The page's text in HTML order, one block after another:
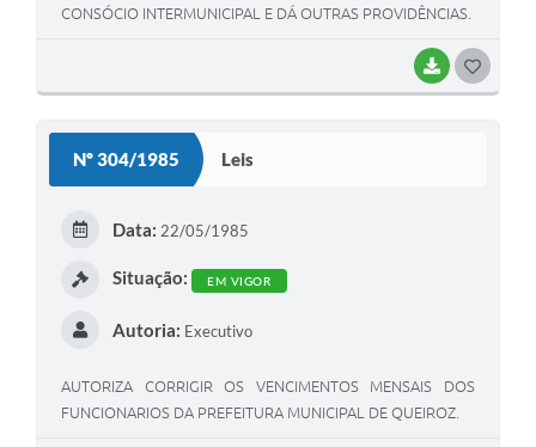
BAIXAR
CONSÓCIO INTERMUNICIPAL E DÁ OUTRAS PROVIDÊNCIAS.
Nº 304/1985 Leis
Data: 22/05/1985
Situação: EM VIGOR
Autoria: Executivo
AUTORIZA CORRIGIR OS VENCIMENTOS MENSAIS DOS
FUNCIONARIOS DA PREFEITURA MUNICIPAL DE QUEIROZ.